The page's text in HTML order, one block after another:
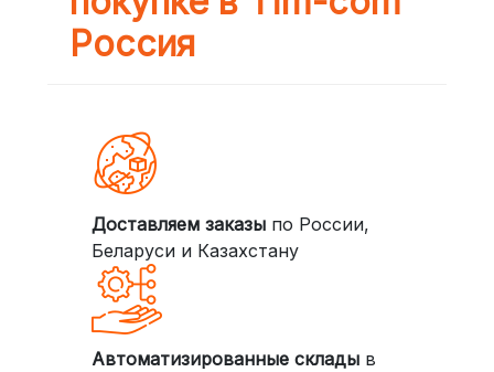
Россия
Доставляем заказыпо России,
Беларуси и Казахстану
Автоматизированные складыв